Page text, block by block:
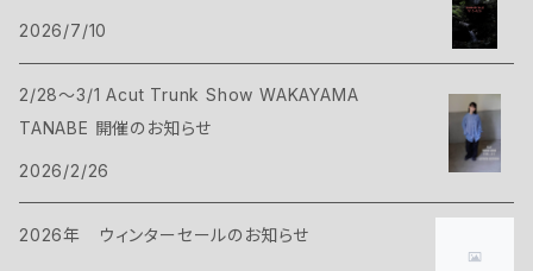
アクセサリー
ヴィヴィ
ハンモック
マット
コット
バックパック
サコッシュ・ポーチ
バックパックアクセサリー
ケース
トップス
Tシャツ・シャツ
シェル
インサレーション
パンツ・ショーツ
シューズ
Bush Craft
Cargo Container
2026/7/10
2/28～3/1 Acut Trunk Show WAKAYAMA
TANABE 開催のお知らせ
2026/2/26
2026年 ウィンターセールのお知らせ